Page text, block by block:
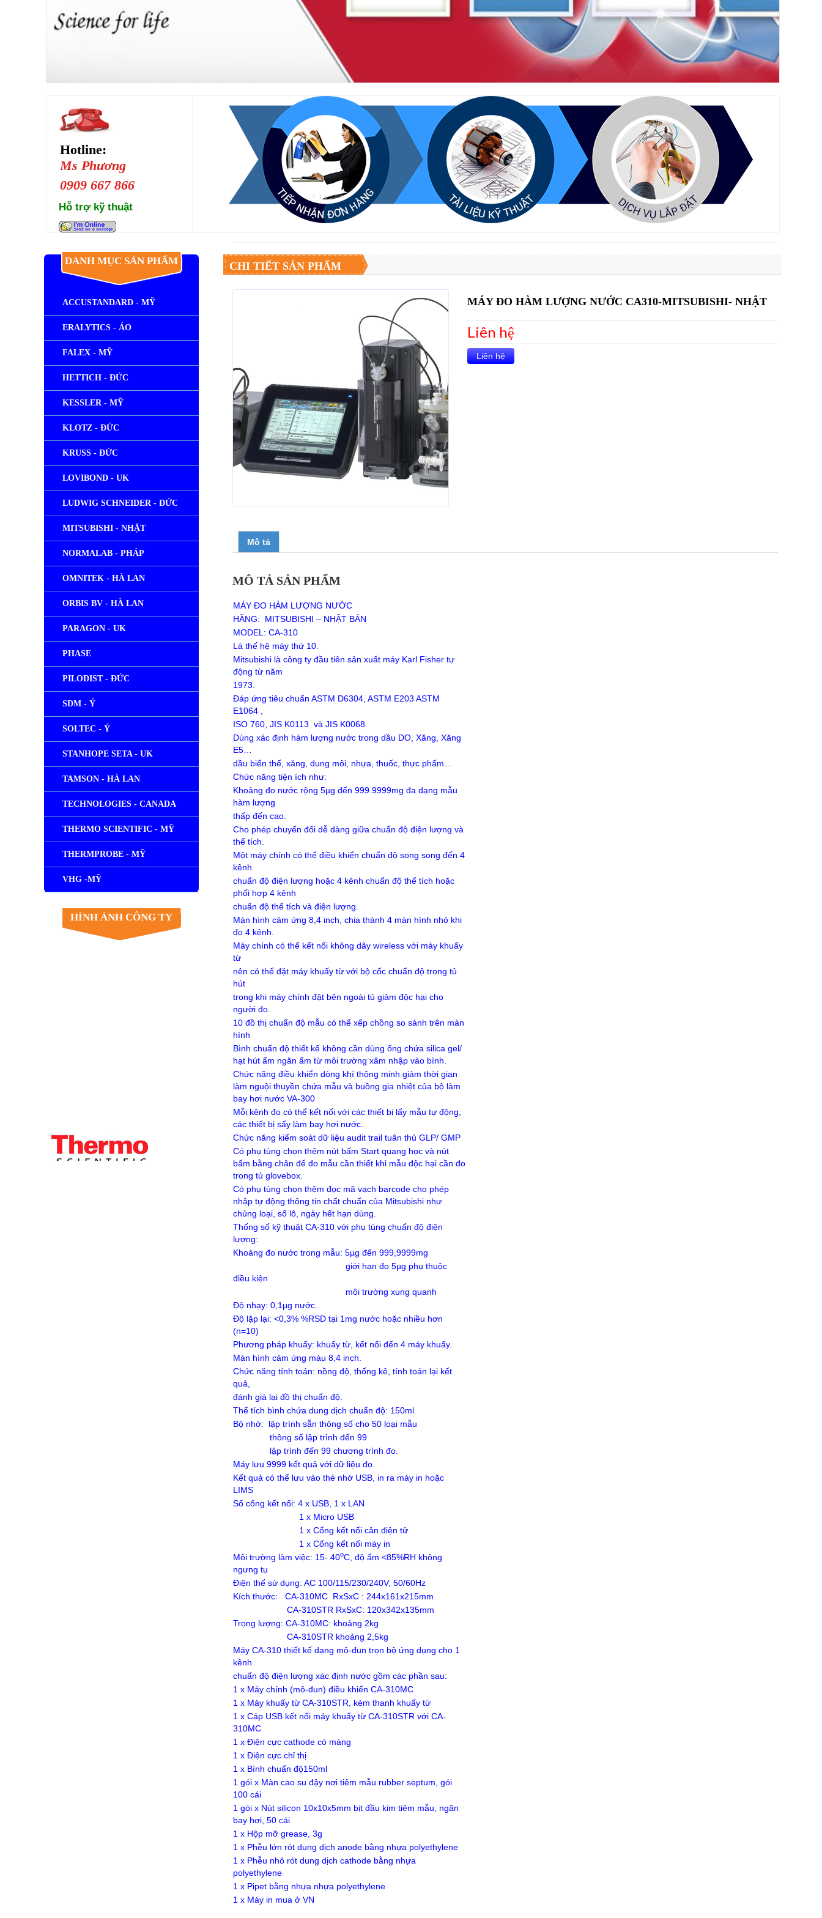
Hotline:
Ms Phương
0909 667 866
Hỗ trợ kỹ thuật
CHI TIẾT SẢN PHẨM
MÁY ĐO HÀM LƯỢNG NƯỚC CA310-MITSUBISHI- NHẬT
Liên hệ
Liên hệ
Mô tả
MÔ TẢ SẢN PHẨM
MÁY ĐO HÀM LƯỢNG NƯỚC
HÃNG: MITSUBISHI – NHẬT BẢN
MODEL: CA-310
Là thế hệ máy thứ 10.
Mitsubishi là công ty đầu tiên sản xuất máy Karl Fisher tự
động từ năm
1973.
Đáp ứng tiêu chuẩn ASTM D6304, ASTM E203 ASTM
E1064 ,
ISO 760, JIS K0113 và JIS K0068.
Dùng xác định hàm lượng nước trong dầu DO, Xăng, Xăng
E5…
dầu biến thế, xăng, dung môi, nhựa, thuốc, thực phẩm…
Chức năng tiện ích như:
Khoảng đo nước rộng 5µg đến 999.9999mg đa dạng mẫu
hàm lượng
thấp đến cao.
Cho phép chuyển đổi dễ dàng giữa chuẩn độ điện lượng và
thể tích.
Một máy chính có thể điều khiển chuẩn độ song song đến 4
kênh
chuẩn độ điện lượng hoặc 4 kênh chuẩn độ thể tích hoặc
phối hợp 4 kênh
chuẩn độ thể tích và điện lượng.
Màn hình cảm ứng 8,4 inch, chia thành 4 màn hình nhỏ khi
đo 4 kênh.
Máy chính có thể kết nối không dây wireless với máy khuấy
từ
nên có thể đặt máy khuấy từ với bộ cốc chuẩn độ trong tủ
hút
trong khi máy chính đặt bên ngoài tủ giảm độc hại cho
người đo.
10 đồ thị chuẩn độ mẫu có thể xếp chồng so sánh trên màn
hình
Bình chuẩn độ thiết kế không cần dùng ống chứa silica gel/
hạt hút ẩm ngăn ẩm từ môi trường xâm nhập vào bình.
Chức năng điều khiển dòng khí thông minh giảm thời gian
làm nguội thuyền chứa mẫu và buồng gia nhiệt của bộ làm
bay hơi nước VA-300
Mỗi kênh đo có thể kết nối với các thiết bị lấy mẫu tự động,
các thiết bị sấy làm bay hơi nước.
Chức năng kiểm soát dữ liệu audit trail tuân thủ GLP/ GMP
Có phụ tùng chọn thêm nút bấm Start quang học và nút
bấm bằng chân để đo mẫu cần thiết khi mẫu độc hại cần đo
trong tủ glovebox.
Có phụ tùng chọn thêm đọc mã vạch barcode cho phép
nhập tự động thông tin chất chuẩn của Mitsubishi như
chủng loại, số lô, ngày hết hạn dùng.
Thống số kỹ thuật CA-310 với phụ tùng chuẩn độ điện
lượng:
Khoảng đo nước trong mẫu: 5µg đến 999,9999mg
giới hạn đo 5µg phụ thuộc
điều kiện
môi trường xung quanh
Độ nhạy: 0,1µg nước.
Độ lặp lại: <0,3% %RSD tại 1mg nước hoặc nhiều hơn
(n=10)
Phương pháp khuấy: khuấy từ, kết nối đến 4 máy khuấy.
Màn hình cảm ứng màu 8,4 inch.
Chức năng tính toán: nồng độ, thống kê, tính toán lại kết
quả,
đánh giá lại đồ thị chuẩn độ.
Thể tích bình chứa dung dịch chuẩn độ: 150ml
Bộ nhớ: lập trình sẵn thông số cho 50 loại mẫu
thông số lập trình đến 99
lập trình đến 99 chương trình đo.
Máy lưu 9999 kết quả với dữ liệu đo.
Kết quả có thể lưu vào thẻ nhớ USB, in ra máy in hoặc
LIMS
Số cổng kết nối: 4 x USB, 1 x LAN
1 x Micro USB
1 x Cổng kết nối cân điện tử
1 x Cổng kết nối máy in
Môi trường làm việc: 15- 40oC, độ ẩm <85%RH không
ngưng tụ
Điện thế sử dụng: AC 100/115/230/240V; 50/60Hz
Kích thước: CA-310MC RxSxC : 244x161x215mm
CA-310STR RxSxC: 120x342x135mm
Trọng lượng: CA-310MC: khoảng 2kg
CA-310STR khoảng 2,5kg
Máy CA-310 thiết kế dạng mô-đun trọn bộ ứng dụng cho 1
kênh
chuẩn độ điện lượng xác định nước gồm các phần sau:
1 x Máy chính (mô-đun) điều khiển CA-310MC
1 x Máy khuấy từ CA-310STR, kèm thanh khuấy từ
1 x Cáp USB kết nối máy khuấy từ CA-310STR với CA-
310MC
1 x Điện cực cathode có màng
1 x Điện cực chỉ thị
1 x Bình chuẩn độ150ml
1 gói x Màn cao su đậy nơi tiêm mẫu rubber septum, gói
100 cái
1 gói x Nút silicon 10x10x5mm bịt đầu kim tiêm mẫu, ngăn
bay hơi, 50 cái
1 x Hộp mỡ grease, 3g
1 x Phễu lớn rót dung dịch anode bằng nhựa polyethylene
1 x Phễu nhỏ rót dung dịch cathode bằng nhựa
polyethylene
1 x Pipet bằng nhựa nhựa polyethylene
1 x Máy in mua ở VN
DANH MỤC SẢN PHẨM
ACCUSTANDARD - MỸ
ERALYTICS - ÁO
FALEX - MỸ
HETTICH - ĐỨC
KESSLER - MỸ
KLOTZ - ĐỨC
KRUSS - ĐỨC
LOVIBOND - UK
LUDWIG SCHNEIDER - ĐỨC
MITSUBISHI - NHẬT
NORMALAB - PHÁP
OMNITEK - HÀ LAN
ORBIS BV - HÀ LAN
PARAGON - UK
PHASE
PILODIST - ĐỨC
SDM - Ý
SOLTEC - Ý
STANHOPE SETA - UK
TAMSON - HÀ LAN
TECHNOLOGIES - CANADA
THERMO SCIENTIFIC - MỸ
THERMPROBE - MỸ
VHG -MỸ
HÌNH ẢNH CÔNG TY